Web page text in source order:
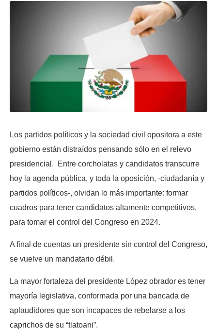
Los partidos políticos y la sociedad civil opositora a este
gobierno están distraídos pensando sólo en el relevo
presidencial. Entre corcholatas y candidatos transcurre
hoy la agenda pública, y toda la oposición, -ciudadanía y
partidos políticos-, olvidan lo más importante: formar
cuadros para tener candidatos altamente competitivos,
para tomar el control del Congreso en 2024.
A final de cuentas un presidente sin control del Congreso,
se vuelve un mandatario débil.
La mayor fortaleza del presidente López obrador es tener
mayoría legislativa, conformada por una bancada de
aplaudidores que son incapaces de rebelarse a los
caprichos de su “tlatoani”.